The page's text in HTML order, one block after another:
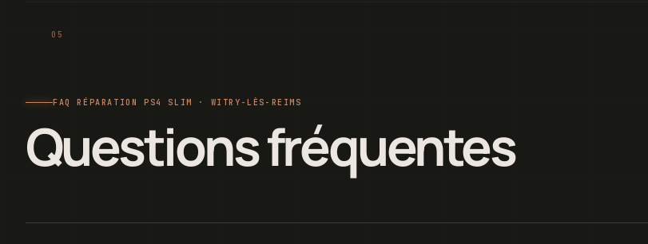
FAQ RÉPARATION PS4 SLIM · WITRY-LÈS-REIMS
Questions fréquentes